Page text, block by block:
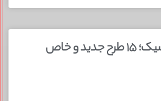
تزئین پلو مجلسی شیک؛ ۱۵ طرح جدید و خاص